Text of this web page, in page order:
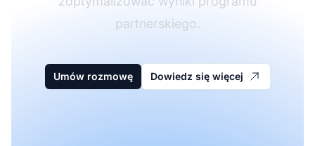
partnerskiego.
Umów rozmowę Dowiedz się więcej